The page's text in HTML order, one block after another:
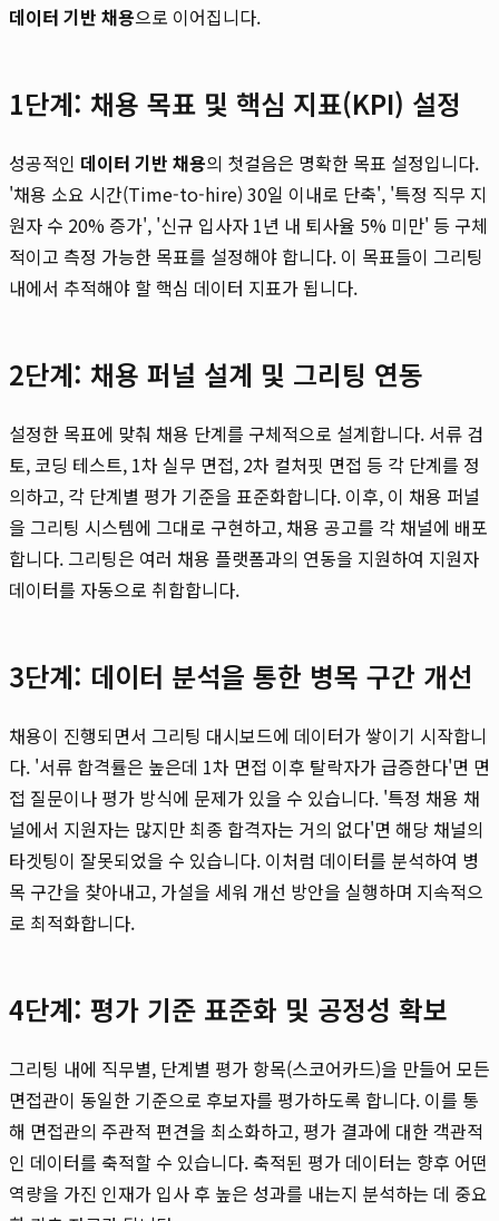
데이터 기반 채용으로 이어집니다.
1단계: 채용 목표 및 핵심 지표(KPI) 설정
성공적인 데이터 기반 채용의 첫걸음은 명확한 목표 설정입니다.
'채용 소요 시간(Time-to-hire) 30일 이내로 단축', '특정 직무 지
원자 수 20% 증가', '신규 입사자 1년 내 퇴사율 5% 미만' 등 구체
적이고 측정 가능한 목표를 설정해야 합니다. 이 목표들이 그리팅
내에서 추적해야 할 핵심 데이터 지표가 됩니다.
2단계: 채용 퍼널 설계 및 그리팅 연동
설정한 목표에 맞춰 채용 단계를 구체적으로 설계합니다. 서류 검
토, 코딩 테스트, 1차 실무 면접, 2차 컬처핏 면접 등 각 단계를 정
의하고, 각 단계별 평가 기준을 표준화합니다. 이후, 이 채용 퍼널
을 그리팅 시스템에 그대로 구현하고, 채용 공고를 각 채널에 배포
합니다. 그리팅은 여러 채용 플랫폼과의 연동을 지원하여 지원자
데이터를 자동으로 취합합니다.
3단계: 데이터 분석을 통한 병목 구간 개선
채용이 진행되면서 그리팅 대시보드에 데이터가 쌓이기 시작합니
다. '서류 합격률은 높은데 1차 면접 이후 탈락자가 급증한다'면 면
접 질문이나 평가 방식에 문제가 있을 수 있습니다. '특정 채용 채
널에서 지원자는 많지만 최종 합격자는 거의 없다'면 해당 채널의
타겟팅이 잘못되었을 수 있습니다. 이처럼 데이터를 분석하여 병
목 구간을 찾아내고, 가설을 세워 개선 방안을 실행하며 지속적으
로 최적화합니다.
4단계: 평가 기준 표준화 및 공정성 확보
그리팅 내에 직무별, 단계별 평가 항목(스코어카드)을 만들어 모든
면접관이 동일한 기준으로 후보자를 평가하도록 합니다. 이를 통
해 면접관의 주관적 편견을 최소화하고, 평가 결과에 대한 객관적
인 데이터를 축적할 수 있습니다. 축적된 평가 데이터는 향후 어떤
역량을 가진 인재가 입사 후 높은 성과를 내는지 분석하는 데 중요